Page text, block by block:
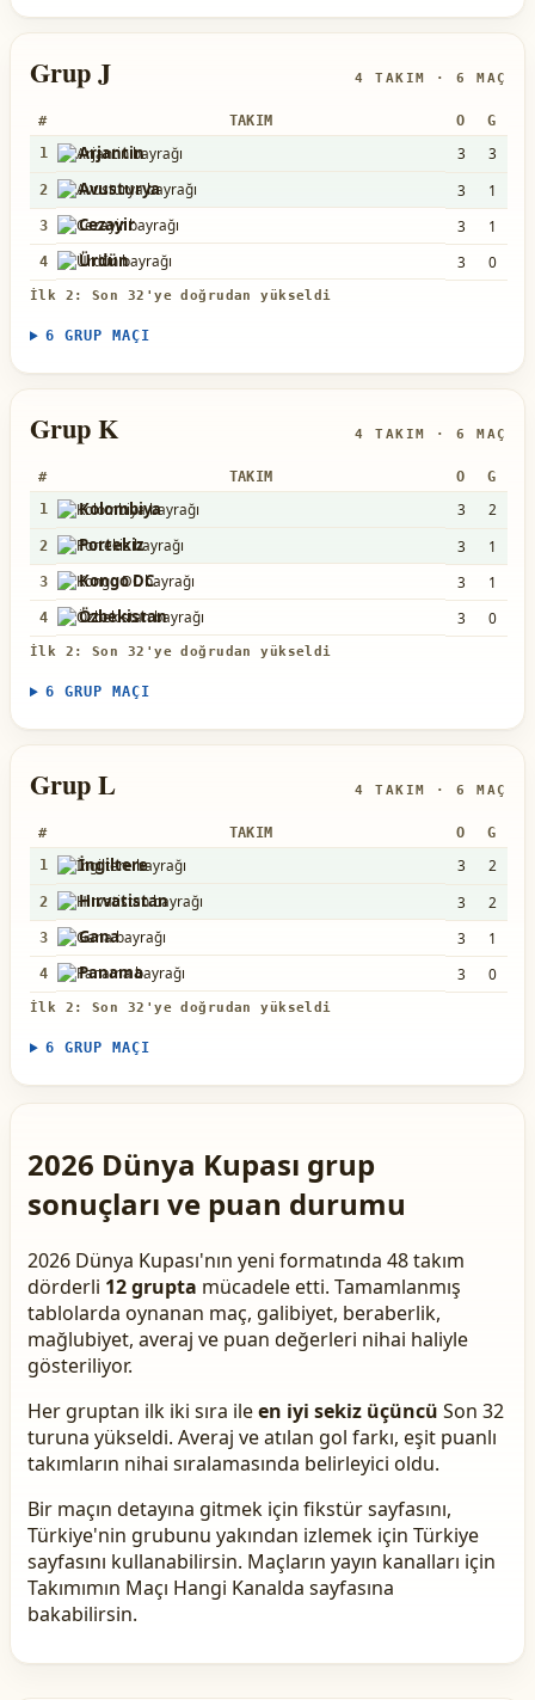
Grup J 4 TAKIM · 6 MAÇ
# TAKIM O G
1
Arjantin 3 3
2 Avusturya 3 1
3 Cezayir 3 1
4 Ürdün 3 0
İlk 2: Son 32'ye doğrudan yükseldi
6 GRUP MAÇI
Grup K 4 TAKIM · 6 MAÇ
# TAKIM O G
1
Kolombiya 3 2
2 Portekiz 3 1
3 Kongo DC 3 1
4 Özbekistan 3 0
İlk 2: Son 32'ye doğrudan yükseldi
6 GRUP MAÇI
Grup L 4 TAKIM · 6 MAÇ
# TAKIM O G
1
İngiltere 3 2
2 Hırvatistan 3 2
3 Gana 3 1
4 Panama 3 0
İlk 2: Son 32'ye doğrudan yükseldi
6 GRUP MAÇI
2026 Dünya Kupası grup
sonuçları ve puan durumu
2026 Dünya Kupası'nın yeni formatında 48 takım
dörderli 12 grupta mücadele etti. Tamamlanmış
tablolarda oynanan maç, galibiyet, beraberlik,
mağlubiyet, averaj ve puan değerleri nihai haliyle
gösteriliyor.
Her gruptan ilk iki sıra ileen iyi sekiz üçüncü Son 32
turuna yükseldi. Averaj ve atılan gol farkı, eşit puanlı
takımların nihai sıralamasında belirleyici oldu.
Bir maçın detayına gitmek için fikstür sayfasını,
Türkiye'nin grubunu yakından izlemek için Türkiye
sayfasını kullanabilirsin. Maçların yayın kanalları için
Takımımın Maçı Hangi Kanalda sayfasına
bakabilirsin.